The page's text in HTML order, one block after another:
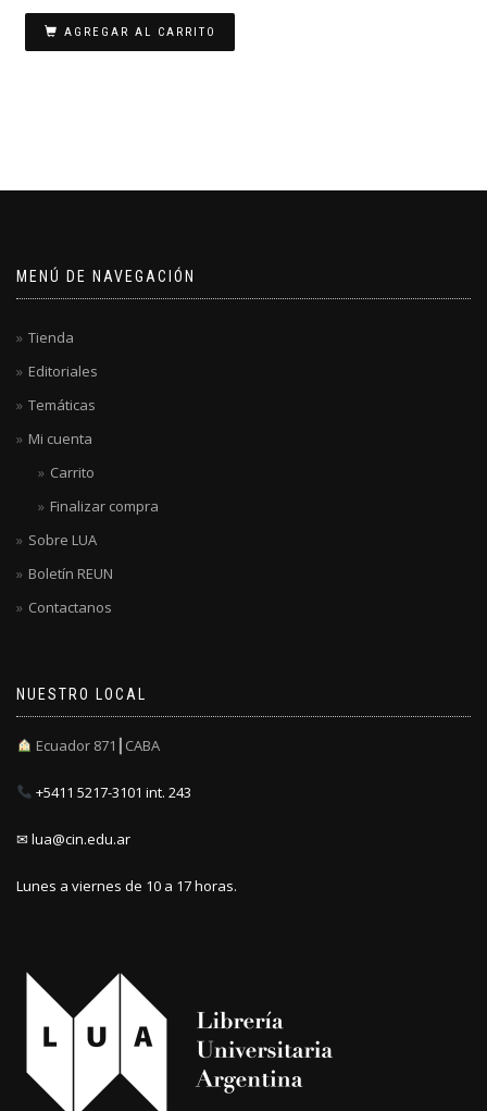
AGREGAR AL CARRITO
MENÚ DE NAVEGACIÓN
Tienda
Editoriales
Temáticas
Mi cuenta
Carrito
Finalizar compra
Sobre LUA
Boletín REUN
Contactanos
NUESTRO LOCAL
Ecuador 871┃CABA
+5411 5217-3101 int. 243
✉ lua@cin.edu.ar
Lunes a viernes de 10 a 17 horas.